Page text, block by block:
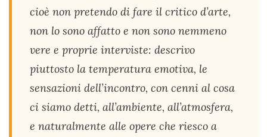
cioè non pretendo di fare il critico d’arte,
non lo sono affatto e non sono nemmeno
vere e proprie interviste: descrivo
piuttosto la temperatura emotiva, le
sensazioni dell’incontro, con cenni al cosa
ci siamo detti, all’ambiente, all’atmosfera,
e naturalmente alle opere che riesco a